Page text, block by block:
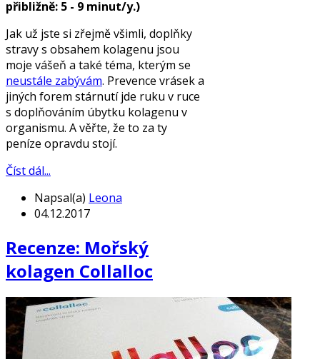
přibližně: 5 - 9 minut/y.)
Jak už jste si zřejmě všimli, doplňky
stravy s obsahem kolagenu jsou
moje vášeň a také téma, kterým se
neustále zabývám. Prevence vrásek a
jiných forem stárnutí jde ruku v ruce
s doplňováním úbytku kolagenu v
organismu. A věřte, že to za ty
peníze opravdu stojí.
Číst dál...
Napsal(a) Leona
04.12.2017
Recenze: Mořský
kolagen Collalloc